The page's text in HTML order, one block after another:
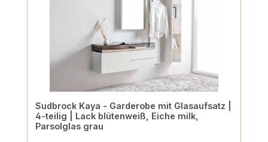
Sudbrock Kaya - Garderobe mit Glasaufsatz |
4-teilig | Lack blütenweiß, Eiche milk,
Parsolglas grau